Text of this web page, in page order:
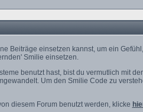
Beiträge einsetzen kannst, um ein
Smilie einsetzen.
benutzt hast, bist du vermutlich mit
Um den Smilie Code zu
diesem Forum benutzt werden, klicke